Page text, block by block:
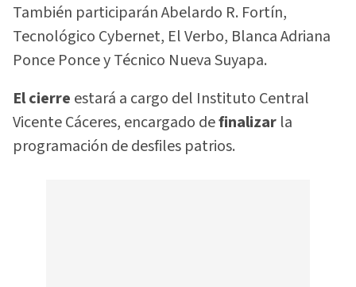
También participarán Abelardo R. Fortín,
Tecnológico Cybernet, El Verbo, Blanca Adriana
Ponce Ponce y Técnico Nueva Suyapa.
El cierre estará a cargo del Instituto Central
Vicente Cáceres, encargado definalizar la
programación de desfiles patrios.